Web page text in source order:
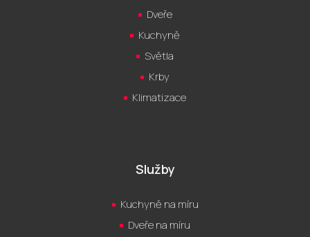
Dveře
Kuchyně
Světla
Krby
Klimatizace
Služby
Kuchyně na míru
Dveře na míru